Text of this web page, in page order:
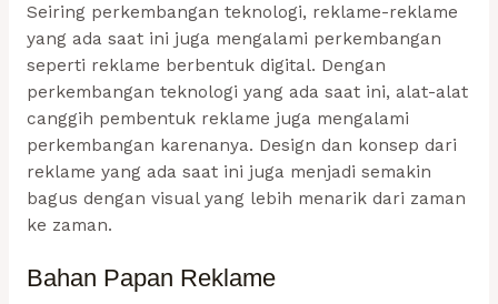
Seiring perkembangan teknologi, reklame-reklame
yang ada saat ini juga mengalami perkembangan
seperti reklame berbentuk digital. Dengan
perkembangan teknologi yang ada saat ini, alat-alat
canggih pembentuk reklame juga mengalami
perkembangan karenanya. Design dan konsep dari
reklame yang ada saat ini juga menjadi semakin
bagus dengan visual yang lebih menarik dari zaman
ke zaman.
Bahan Papan Reklame